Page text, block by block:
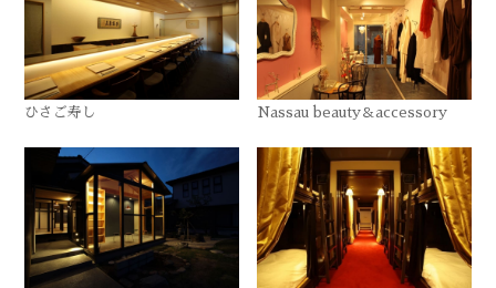
ひさご寿し Nassau beauty＆accessory